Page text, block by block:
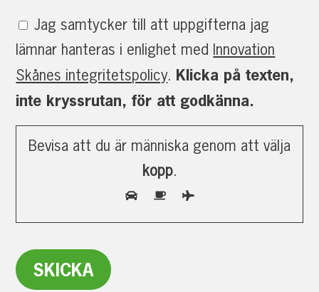
Jag samtycker till att uppgifterna jag
lämnar hanteras i enlighet med Innovation
Skånes integritetspolicy. Klicka på texten,
inte kryssrutan, för att godkänna.
Bevisa att du är människa genom att välja
kopp.